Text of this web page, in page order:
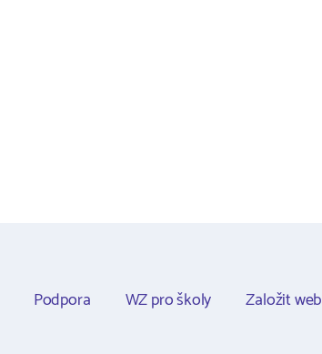
Podpora WZ pro školy Založit web